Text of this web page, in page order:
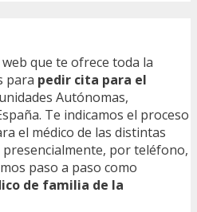
que te ofrece toda la
para pedir cita para el
Autónomas,
Te indicamos el proceso
el médico de las distintas
por teléfono,
paso a paso como
de familia de la